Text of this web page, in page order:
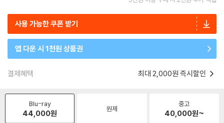
사용 가능한 쿠폰 받기
앱 다운 시 1천원 상품권
결제혜택 최대 2,000원 즉시할인
Blu-ray
44,000원 원제
중고
40,000원~